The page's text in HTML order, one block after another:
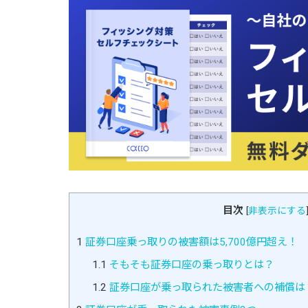
目次 [非表示にする]
1 証券口座乗っ取りの被害額は5,700億円超え！
1.1 そもそも証券口座の乗っ取りとは？
1.2 証券口座が乗っ取られた被害者への補償は